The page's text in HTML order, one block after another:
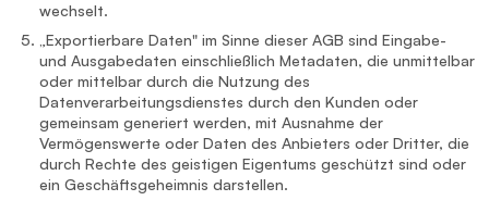
wechselt.
„Exportierbare Daten" im Sinne dieser AGB sind Eingabe-
und Ausgabedaten einschließlich Metadaten, die unmittelbar
oder mittelbar durch die Nutzung des
Datenverarbeitungsdienstes durch den Kunden oder
gemeinsam generiert werden, mit Ausnahme der
Vermögenswerte oder Daten des Anbieters oder Dritter, die
durch Rechte des geistigen Eigentums geschützt sind oder
ein Geschäftsgeheimnis darstellen.